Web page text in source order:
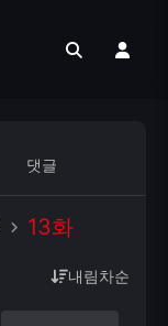
댓글
13화
내림차순